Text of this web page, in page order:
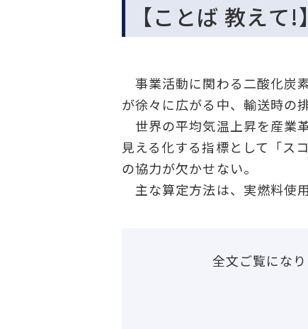
【ことば 教え
事業活動に関わる二酸化炭
が徐々に広がる中、輸送時の
世界の平均気温上昇を産業
見える化する指標として「ス
の協力が欠かせない。
主な算定方法は、実燃料使
全文ご覧にな